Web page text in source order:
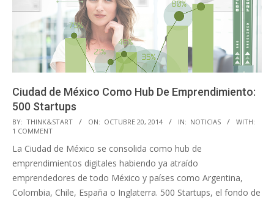
Ciudad de México Como Hub De Emprendimiento:
500 Startups
2014-
10-
20
BY: THINK&START ON: OCTUBRE 20, 2014 IN: NOTICIAS
WITH:
1 COMMENT
La Ciudad de México se consolida como hub de
emprendimientos digitales habiendo ya atraído
emprendedores de todo México y países como Argentina,
Colombia, Chile, España o Inglaterra. 500 Startups, el fondo de